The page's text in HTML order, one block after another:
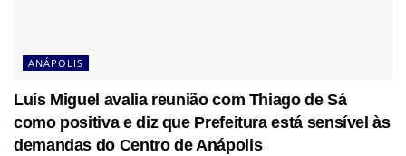
ANÁPOLIS
Luís Miguel avalia reunião com Thiago de Sá
como positiva e diz que Prefeitura está sensível às
demandas do Centro de Anápolis